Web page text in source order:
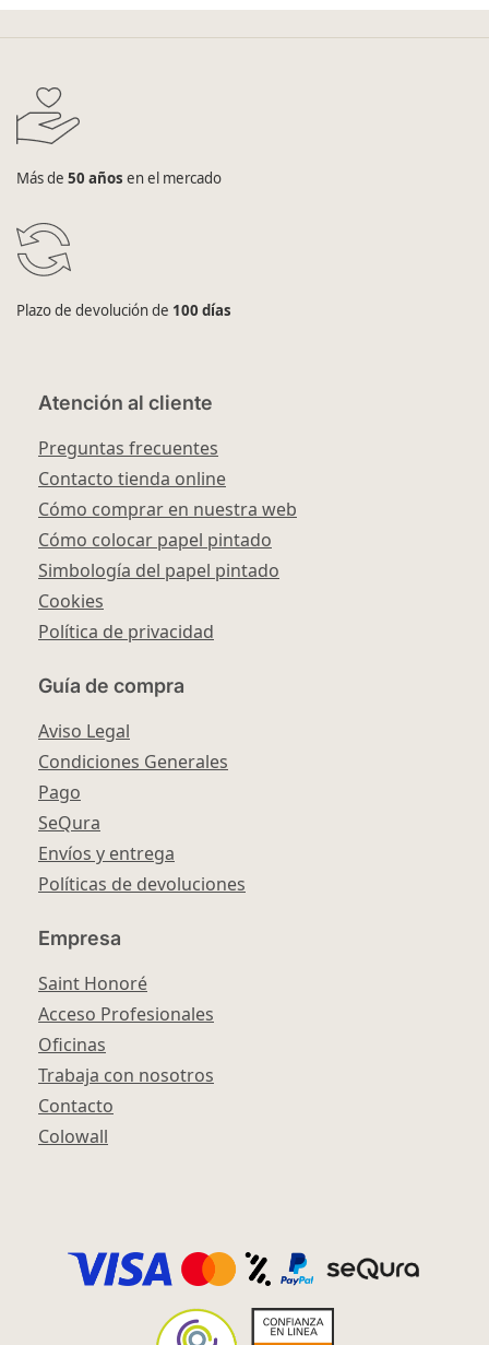
Más de 50 años en el mercado
Plazo de devolución de 100 días
Atención al cliente
Preguntas frecuentes
Contacto tienda online
Cómo comprar en nuestra web
Cómo colocar papel pintado
Simbología del papel pintado
Cookies
Política de privacidad
Guía de compra
Aviso Legal
Condiciones Generales
Pago
SeQura
Envíos y entrega
Políticas de devoluciones
Empresa
Saint Honoré
Acceso Profesionales
Oficinas
Trabaja con nosotros
Contacto
Colowall